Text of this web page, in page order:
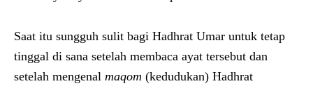
Saat itu sungguh sulit bagi Hadhrat Umar untuk tetap
tinggal di sana setelah membaca ayat tersebut dan
setelah mengenal maqom (kedudukan) Hadhrat